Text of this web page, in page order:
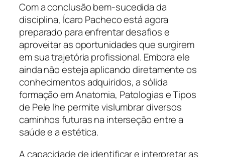
Com a conclusão bem-sucedida da
disciplina, Ícaro Pacheco está agora
preparado para enfrentar desafios e
aproveitar as oportunidades que surgirem
em sua trajetória profissional. Embora ele
ainda não esteja aplicando diretamente os
conhecimentos adquiridos, a sólida
formação em Anatomia, Patologias e Tipos
de Pele lhe permite vislumbrar diversos
caminhos futuras na interseção entre a
saúde e a estética.
A capacidade de identificar e interpretar as